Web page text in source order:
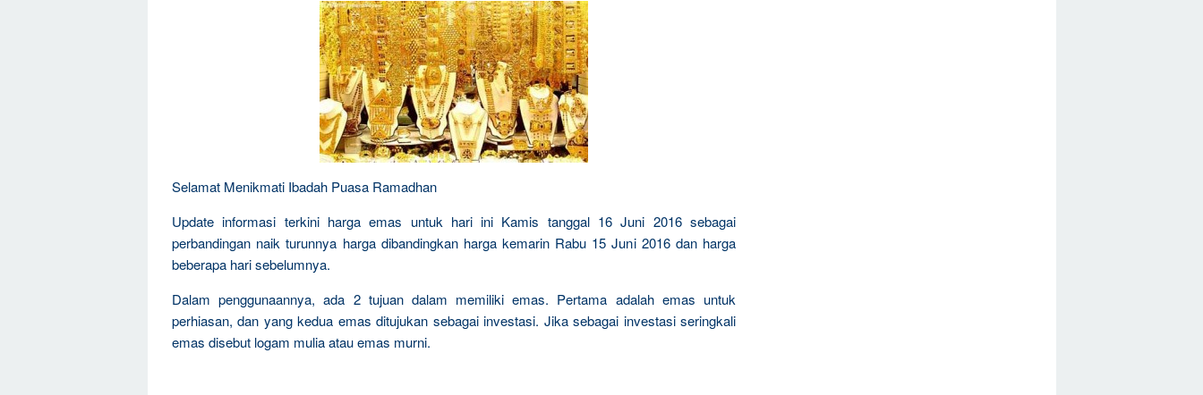
Selamat Menikmati Ibadah Puasa Ramadhan
Update informasi terkini harga emas untuk hari ini Kamis tanggal 16 Juni 2016 sebagai
perbandingan naik turunnya harga dibandingkan harga kemarin Rabu 15 Juni 2016 dan harga
beberapa hari sebelumnya.
Dalam penggunaannya, ada 2 tujuan dalam memiliki emas. Pertama adalah emas untuk
perhiasan, dan yang kedua emas ditujukan sebagai investasi. Jika sebagai investasi seringkali
emas disebut logam mulia atau emas murni.